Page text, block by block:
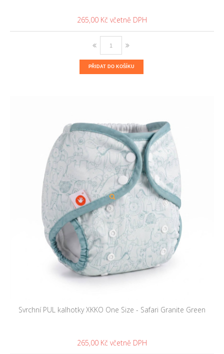
265,00 Kč
PŘIDAT DO KOŠÍKU
Svrchní PUL kalhotky XKKO One Size - Safari Granite Green
265,00 Kč